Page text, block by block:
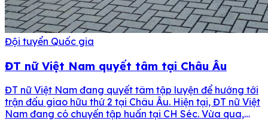
Đội tuyển Quốc gia
ĐT nữ Việt Nam quyết tâm tại Châu Âu
ĐT nữ Việt Nam đang quyết tâm tập luyện để hướng tới
trận đấu giao hữu thứ 2 tại Châu Âu. Hiện tại, ĐT nữ Việt
Nam đang có chuyến tập huấn tại CH Séc. Vừa qua,